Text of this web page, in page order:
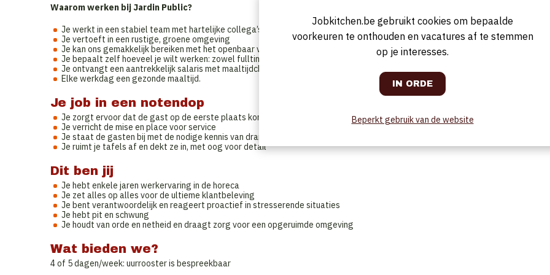
Waarom werken bij Jardin Public?
Je werkt in een stabiel team met hartelijke collega’s
Je vertoeft in een rustige, groene omgeving
Je kan ons gemakkelijk bereiken met het openbaar vervoer of je parkeert je Velo in het Antwerps fietspunt voor de deur.
Je bepaalt zelf hoeveel je wilt werken: zowel fulltime als parttime contract of flexi is mogelijk
Je ontvangt een aantrekkelijk salaris met maaltijdcheques.
Elke werkdag een gezonde maaltijd.
Je job in een notendop
Je zorgt ervoor dat de gast op de eerste plaats komt, je maakt onze gewenste Jardin Public-gastervaring steeds opnieuw
Je verricht de mise en place voor service
Je staat de gasten bij met de nodige kennis van dranken en gerechten
Je ruimt je tafels af en dekt ze in, met oog voor detail
Dit ben jij
Je hebt enkele jaren werkervaring in de horeca
Je zet alles op alles voor de ultieme klantbeleving
Je bent verantwoordelijk en reageert proactief in stresserende situaties
Je hebt pit en schwung
Je houdt van orde en netheid en draagt zorg voor een opgeruimde omgeving
Wat bieden we?
4 of 5 dagen/week: uurrooster is bespreekbaar
Jobkitchen.be gebruikt cookies om bepaalde
voorkeuren te onthouden en vacatures af te stemmen
op je interesses.
Beperkt gebruik van de website